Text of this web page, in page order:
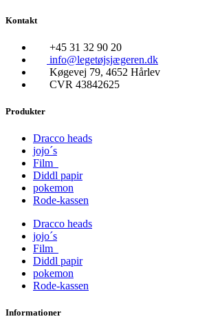
Kontakt
+45 31 32 90 20
info@legetøjsjægeren.dk
Køgevej 79, 4652 Hårlev
CVR 43842625
Produkter
Dracco heads
jojo´s
Film
Diddl papir
pokemon
Rode-kassen
Dracco heads
jojo´s
Film
Diddl papir
pokemon
Rode-kassen
Informationer